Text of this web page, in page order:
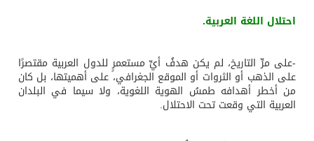
احتلال اللغة العربية.
-على مرِّ التاريخ، لم يكن هدفُ أيِّ مستعمرٍ للدول العربية مقتصرًا
على الذهب أو الثروات أو الموقع الجغرافي، على أهميتها، بل كان
من أخطر أهدافه طمسُ الهوية اللغوية، ولا سيما في البلدان
العربية التي وقعت تحت الاحتلال.